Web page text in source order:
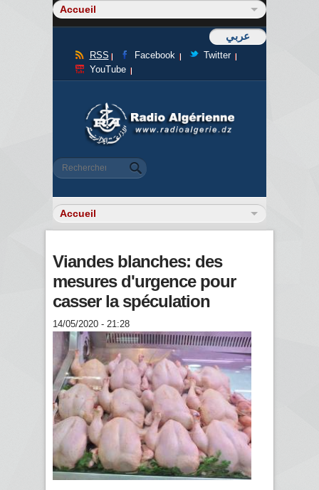
عربي
RSS Facebook
Twitter
YouTube
Formulaire de recherche
Rechercher
Viandes blanches: des
mesures d'urgence pour
casser la spéculation
14/05/2020 - 21:28